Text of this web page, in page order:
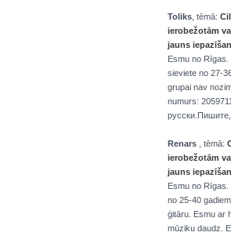
Toliks , tēmā:
ierobežotām
jauns
Esmu no Rīgas.
sieviete no 27-
grupai nav
numurs:
Renars , tēmā:
ierobežotām
jauns
Esmu no Rīgas.
no 25-40
ģitāru. Esmu ar
mūziku daudz.